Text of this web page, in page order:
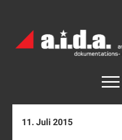
Archiv
München
open
menu
facebook
rss
11. Juli 2015